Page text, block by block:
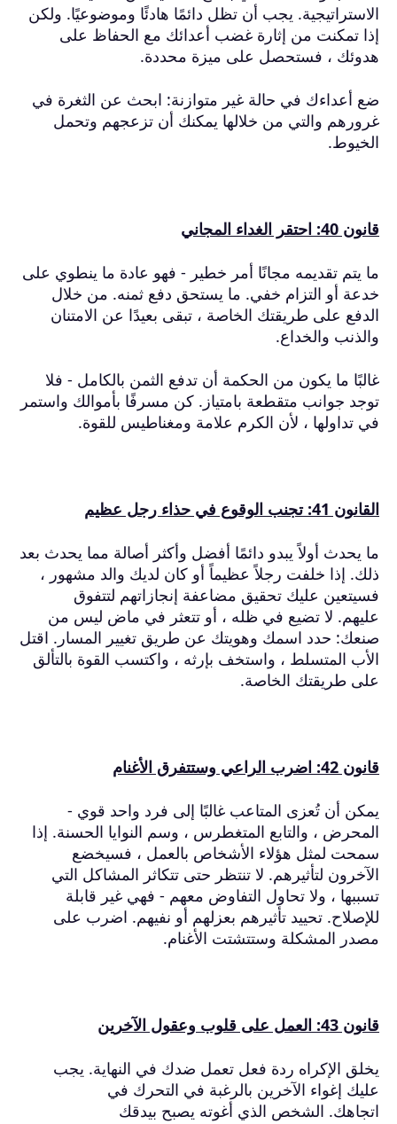
الاستراتيجية. يجب أن تظل دائمًا هادئًا وموضوعيًا. ولكن
إذا تمكنت من إثارة غضب أعدائك مع الحفاظ على
هدوئك ، فستحصل على ميزة محددة.
ضع أعداءك في حالة غير متوازنة: ابحث عن الثغرة في
غرورهم والتي من خلالها يمكنك أن تزعجهم وتحمل
الخيوط.
قانون 40: احتقر الغداء المجاني
ما يتم تقديمه مجانًا أمر خطير - فهو عادة ما ينطوي على
خدعة أو التزام خفي. ما يستحق دفع ثمنه. من خلال
الدفع على طريقتك الخاصة ، تبقى بعيدًا عن الامتنان
والذنب والخداع.
غالبًا ما يكون من الحكمة أن تدفع الثمن بالكامل - فلا
توجد جوانب متقطعة بامتياز. كن مسرفًا بأموالك واستمر
في تداولها ، لأن الكرم علامة ومغناطيس للقوة.
القانون 41: تجنب الوقوع في حذاء رجل عظيم
ما يحدث أولاً يبدو دائمًا أفضل وأكثر أصالة مما يحدث بعد
ذلك. إذا خلفت رجلاً عظيماً أو كان لديك والد مشهور ،
فسيتعين عليك تحقيق مضاعفة إنجازاتهم لتتفوق
عليهم. لا تضيع في ظله ، أو تتعثر في ماض ليس من
صنعك: حدد اسمك وهويتك عن طريق تغيير المسار. اقتل
الأب المتسلط ، واستخف بإرثه ، واكتسب القوة بالتألق
على طريقتك الخاصة.
قانون 42: اضرب الراعي وستتفرق الأغنام
يمكن أن تُعزى المتاعب غالبًا إلى فرد واحد قوي -
المحرض ، والتابع المتغطرس ، وسم النوايا الحسنة. إذا
سمحت لمثل هؤلاء الأشخاص بالعمل ، فسيخضع
الآخرون لتأثيرهم. لا تنتظر حتى تتكاثر المشاكل التي
تسببها ، ولا تحاول التفاوض معهم - فهي غير قابلة
للإصلاح. تحييد تأثيرهم بعزلهم أو نفيهم. اضرب على
مصدر المشكلة وستتشتت الأغنام.
قانون 43: العمل على قلوب وعقول الآخرين
يخلق الإكراه ردة فعل تعمل ضدك في النهاية. يجب
عليك إغواء الآخرين بالرغبة في التحرك في
اتجاهك. الشخص الذي أغوته يصبح بيدقك